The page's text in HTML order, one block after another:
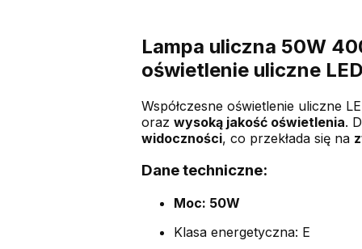
Lampa uliczna 50W
oświetlenie uliczne
Współczesne oświetlenie uliczne
oraz wysoką jakość oświetlenia.
widoczności, co przekłada się na
Dane techniczne:
Moc: 50W
Klasa energetyczna: E